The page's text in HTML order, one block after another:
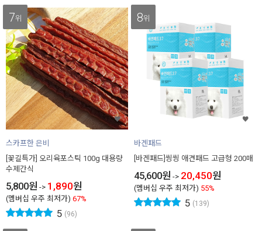
7위
스카프한 은비
[꽃길특가] 오리육포스틱 100g 대용량
수제간식
5,800원 -> 1,890원
(멤버십 우주 최저가) 67%
5 (96)
8위
바겐패드
[바겐패드]씽씽 애견패드 고급형 200매
45,600원 -> 20,450원
(멤버십 우주 최저가) 55%
5 (139)